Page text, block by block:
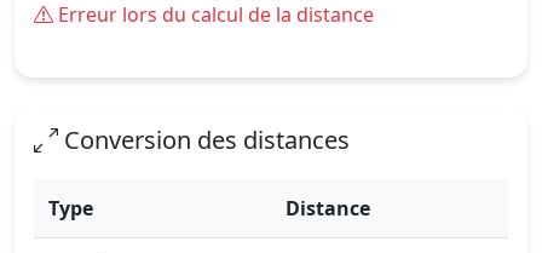
Erreur lors du calcul de la distance
Conversion des distances
Type Distance